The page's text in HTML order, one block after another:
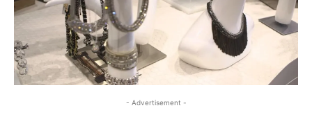
- Advertisement -